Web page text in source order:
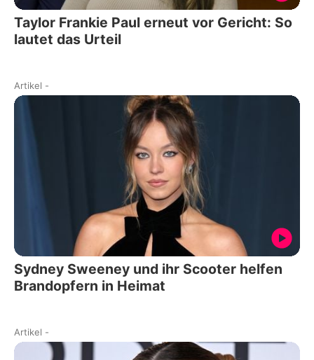
Taylor Frankie Paul erneut vor Gericht: So
lautet das Urteil
Artikel -
Sydney Sweeney und ihr Scooter helfen
Brandopfern in Heimat
Artikel -